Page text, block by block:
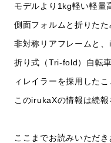
モデルより1kg軽い軽量
側面フォルムと折りた
非対称リアフレームと
折り式（Tri-fold）自転
ィレイラーを採用した
このirukaXの情報は続報
ここまでお読みいただ